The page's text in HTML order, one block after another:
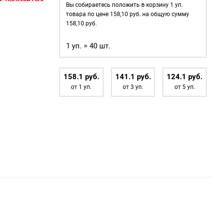
MIRÁ
Premium
тёмный
никель
40шт.
Вы собираетесь положить в корзину 1 уп.
товара по цене 158,10 руб. на общую сумму
158,10 руб.
1 уп. = 40 шт.
158.1 руб.
от 1 уп.
141.1 руб.
от 3 уп.
124.1руб.
от 5 уп.